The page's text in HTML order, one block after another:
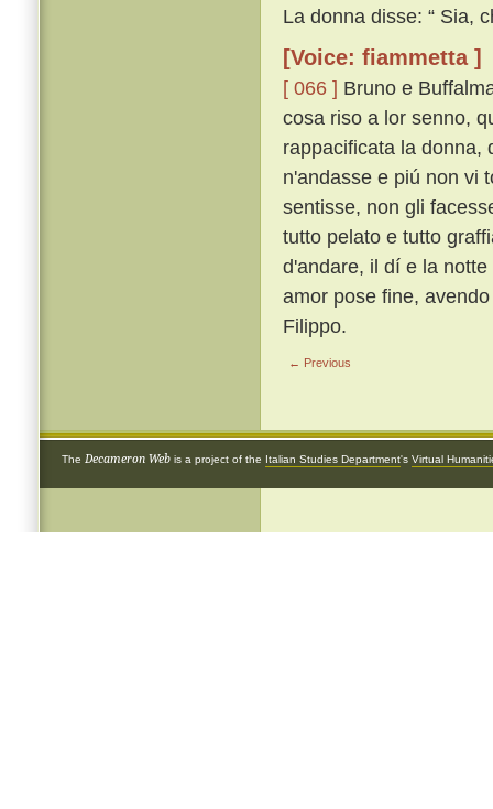
La donna disse: “ Sia,
[Voice: fiammetta ]
[ 066 ] Bruno e
cosa riso a lor senno,
rappacificata la donna,
n'andasse e piú non vi
sentisse, non gli
tutto pelato e tutto
d'andare, il dí e la
amor pose fine,
Filippo.
← Previous
The Decameron Web is a project of the Italian Studies Department's Virtual